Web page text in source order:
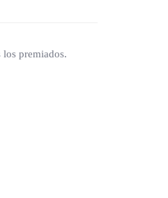
premiados.